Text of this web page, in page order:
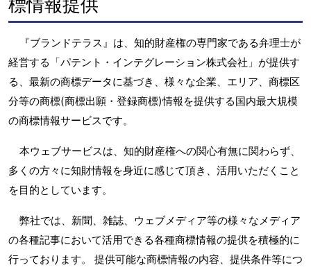
標情報提供
『ブランドテラス』は、知的財産権の専門家である弁理士が
経営する「パテント・インテグレーション株式会社」が提供す
る、最新の商標データに基づき、様々な企業、エリア、商標区
分等の商標(商標出願・登録商標)情報を提供する国内最大規模
の商標情報サービスです。
本ウェブサービスは、知的財産権への関心有無に関わらず、
多くの方々に知財情報を身近に感じて頂き、活用いただくこと
を目的としています。
弊社では、新聞、雑誌、ウェブメディア等の様々なメディア
の各種記事において活用できる各種商標情報の提供を積極的に
行っております。 提供可能な商標情報の内容、提供条件等につ